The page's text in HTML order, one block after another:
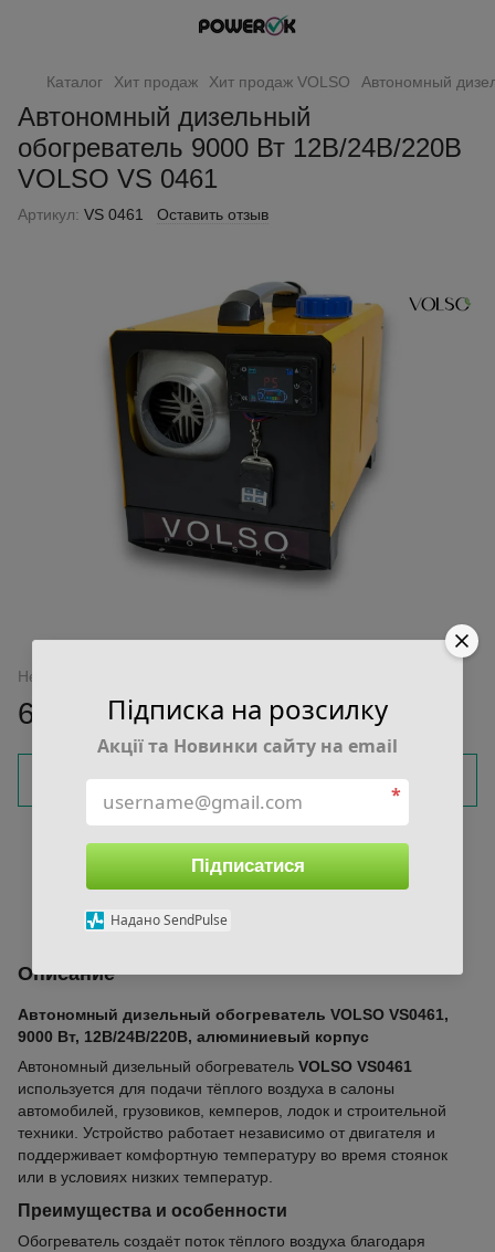
Каталог Хит продаж Хит продаж VOLSO Автономный
Автономный дизельный
обогреватель 9000 Вт 12В/24В/220В
VOLSO VS 0461
Артикул: VS 0461 Оставить отзыв
Нет в наличии
6 350 грн
Сообщить, когда появится
Описание
Автономный дизельный обогреватель VOLSO VS0461,
9000 Вт, 12В/24В/220В, алюминиевый корпус
Автономный дизельный обогреватель VOLSO VS0461
используется для подачи тёплого воздуха в салоны
автомобилей, грузовиков, кемперов, лодок и строительной
техники. Устройство работает независимо от двигателя и
поддерживает комфортную температуру во время стоянок
или в условиях низких температур.
Преимущества и особенности
Обогреватель создаёт поток тёплого воздуха благодаря
Підписка на розсилку
Акції та Новинки сайту на email
*
Підписатися
Надано SendPulse